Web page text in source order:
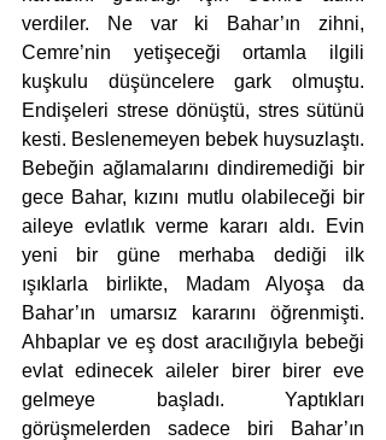
verdiler. Ne var ki Bahar’ın zihni,
Cemre’nin yetişeceği ortamla ilgili
kuşkulu düşüncelere gark olmuştu.
Endişeleri strese dönüştü, stres sütünü
kesti. Beslenemeyen bebek huysuzlaştı.
Bebeğin ağlamalarını dindiremediği bir
gece Bahar, kızını mutlu olabileceği bir
aileye evlatlık verme kararı aldı. Evin
yeni bir güne merhaba dediği ilk
ışıklarla birlikte, Madam Alyoşa da
Bahar’ın umarsız kararını öğrenmişti.
Ahbaplar ve eş dost aracılığıyla bebeği
evlat edinecek aileler birer birer eve
gelmeye başladı. Yaptıkları
görüşmelerden sadece biri Bahar’ın